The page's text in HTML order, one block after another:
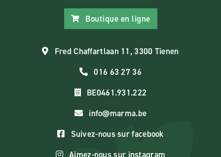
Boutique en ligne
Fred Chaffartlaan 11, 3300 Tienen
016 63 27 36
BE0461.931.222
info@marma.be
Suivez-nous sur facebook
Aimez-nous sur instagram